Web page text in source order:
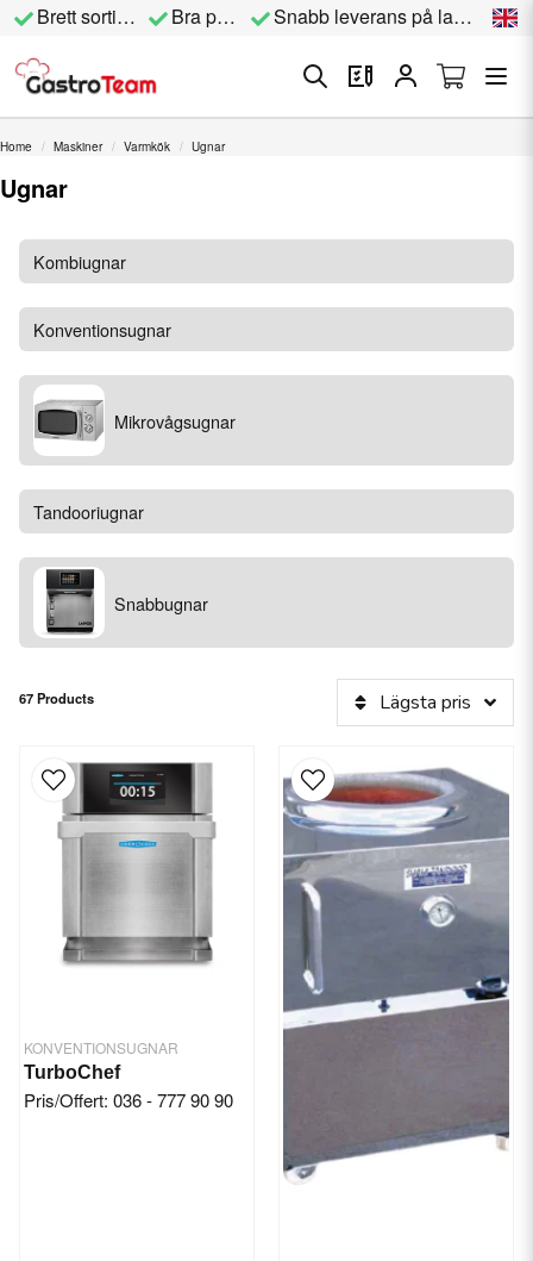
Brett sortiment Bra priser Snabb leverans på lagervara
Home Maskiner Varmkök Ugnar
Ugnar
Kombiugnar
Konventionsugnar
Mikrovågsugnar
Tandooriugnar
Snabbugnar
67 Products Lägsta pris
KONVENTIONSUGNAR
TurboChef
Pris/Offert: 036 - 777 90 90